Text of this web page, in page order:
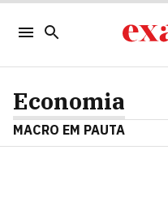
Economia
MACRO EM PAUTA